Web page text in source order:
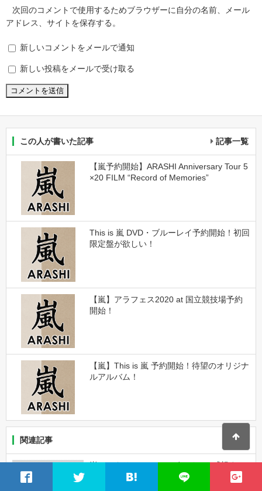
次回のコメントで使用するためブラウザーに自分の名前、メール
アドレス、サイトを保存する。
新しいコメントをメールで通知
新しい投稿をメールで受け取る
この人が書いた記事 記事一覧
【嵐予約開始】ARASHI Anniversary Tour 5
×20 FILM “Record of Memories”
This is 嵐 DVD・ブルーレイ予約開始！初回
限定盤が欲しい！
【嵐】アラフェス2020 at 国立競技場予約
開始！
【嵐】This is 嵐 予約開始！待望のオリジナ
ルアルバム！
関連記事
嵐デジタリアンのフラゲツイート感想まと
め！メイキングは？